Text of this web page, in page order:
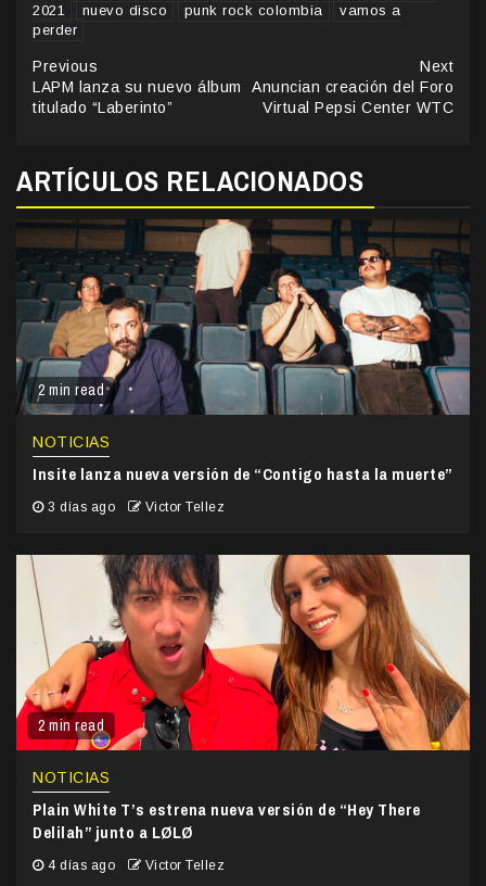
2021
nuevo disco punk rock colombia
vamos a
perder
Continue
Reading
Previous
LAPM lanza su nuevo álbum
titulado “Laberinto”
Next
Anuncian creación del Foro
Virtual Pepsi Center WTC
ARTÍCULOS RELACIONADOS
2 min read
NOTICIAS
Insite lanza nueva versión de “Contigo hasta la muerte”
3 días ago Victor Tellez
2 min read
NOTICIAS
Plain White T’s estrena nueva versión de “Hey There
Delilah” junto a LØLØ
4 días ago Victor Tellez